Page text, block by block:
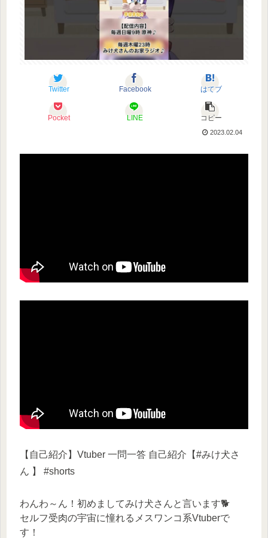
Twitter Facebook はてブ
Pocket LINE コピー
2023.02.04
【自己紹介】Vtuber 一問一答 自己紹介【#みけ犬さ
ん 】 #shorts
わんわ～ん！初めましてみけ犬さんと言います🐕
セルフ受肉の宇宙に憧れるメスワンコ系Vtuberで
す！